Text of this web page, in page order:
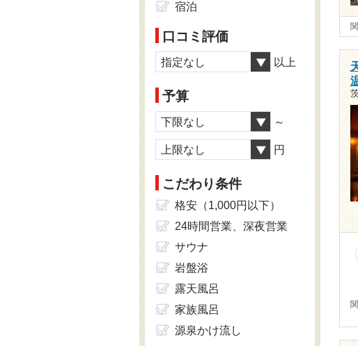
宿泊
口コミ評価
指定なし 以上
予算
下限なし ～
上限なし 円
こだわり条件
格安（1,000円以下）
24時間営業、深夜営業
サウナ
岩盤浴
露天風呂
家族風呂
源泉かけ流し